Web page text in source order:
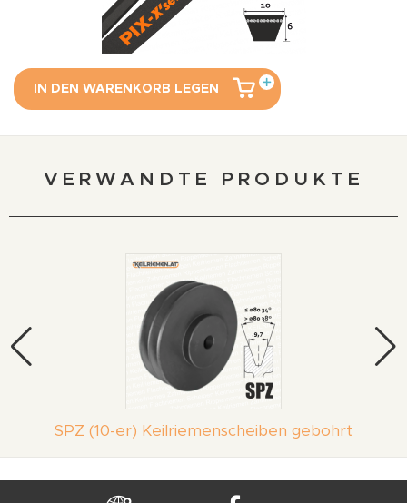
IN DEN WARENKORB LEGEN
VERWANDTE PRODUKTE
SPZ (10-er) Keilriemenscheiben gebohrt